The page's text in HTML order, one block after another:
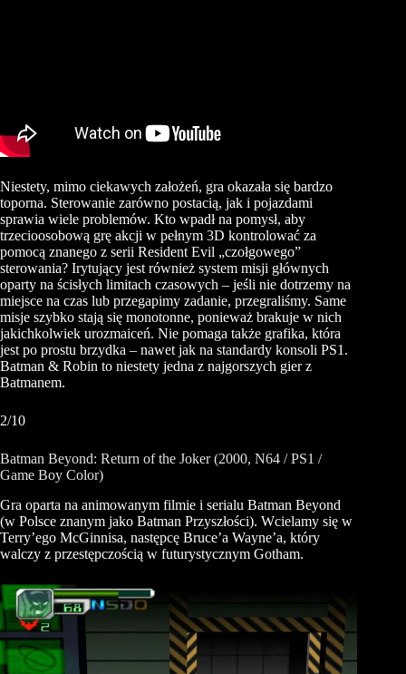
Niestety, mimo ciekawych założeń, gra okazała się bardzo
toporna. Sterowanie zarówno postacią, jak i pojazdami
sprawia wiele problemów. Kto wpadł na pomysł, aby
trzecioosobową grę akcji w pełnym 3D kontrolować za
pomocą znanego z serii Resident Evil „czołgowego”
sterowania? Irytujący jest również system misji głównych
oparty na ścisłych limitach czasowych – jeśli nie dotrzemy na
miejsce na czas lub przegapimy zadanie, przegraliśmy. Same
misje szybko stają się monotonne, ponieważ brakuje w nich
jakichkolwiek urozmaiceń. Nie pomaga także grafika, która
jest po prostu brzydka – nawet jak na standardy konsoli PS1.
Batman & Robin to niestety jedna z najgorszych gier z
Batmanem.
2/10
Batman Beyond: Return of the Joker (2000, N64 / PS1 /
Game Boy Color)
Gra oparta na animowanym filmie i serialu Batman Beyond
(w Polsce znanym jako Batman Przyszłości). Wcielamy się w
Terry’ego McGinnisa, następcę Bruce’a Wayne’a, który
walczy z przestępczością w futurystycznym Gotham.